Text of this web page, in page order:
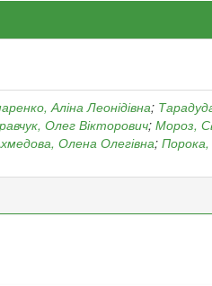
Аліна Леонідівна;
Олег Вікторович; Мороз,
Олена Олегівна;